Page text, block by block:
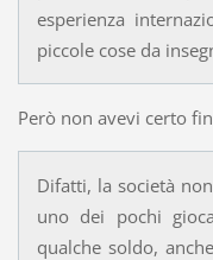
esperienza
piccole cose da
Però non avevi certo
Difatti, la società
uno dei pochi
qualche soldo,